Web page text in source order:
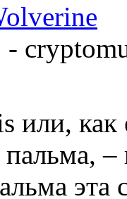
-
или, как
пальма,
эта